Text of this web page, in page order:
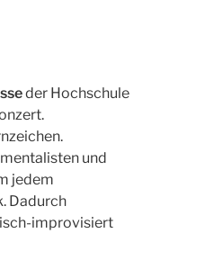
der Hochschule
und
jedem
Dadurch
improvisiert